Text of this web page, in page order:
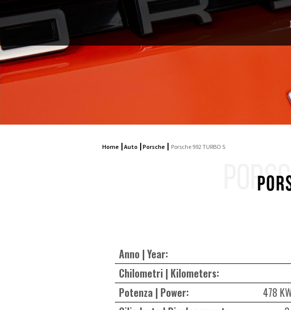
Home Auto Porsche Porsche 992 TURBO S
Anno | Year:
Chilometri | Kilometers:
Potenza | Power:
478